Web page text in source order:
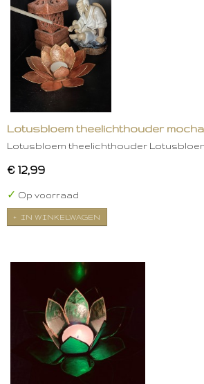
Lotusbloem theelichthouder mocha
Lotusbloem theelichthouder
€ 12,99
✓ Op voorraad
IN WINKELWAGEN